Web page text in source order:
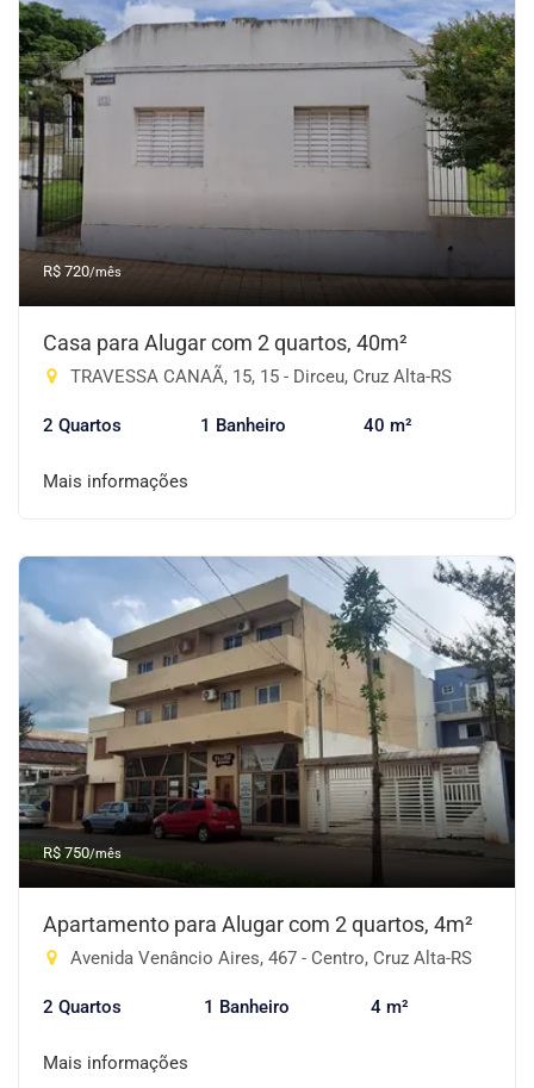
R$ 720/mês
Casa para Alugar com 2 quartos, 40m²
TRAVESSA CANAÃ, 15, 15 - Dirceu, Cruz Alta-RS
2 Quartos 1 Banheiro 40 m²
Mais informações
R$ 750/mês
Apartamento para Alugar com 2 quartos, 4m²
Avenida Venâncio Aires, 467 - Centro, Cruz Alta-RS
2 Quartos 1 Banheiro 4 m²
Mais informações